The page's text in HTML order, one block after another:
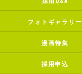
フォトギャラリー
漫画特集
採用申込